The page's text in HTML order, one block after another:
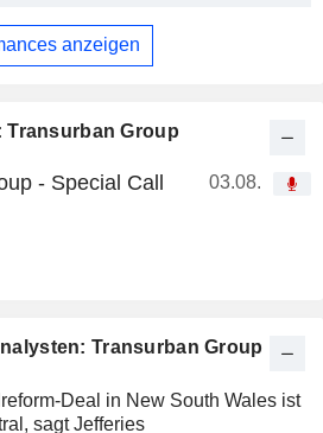
Group
- Special Call 03.08.
Transurban Group
Deal in New South Wales ist
sagt Jefferies
anzeigen